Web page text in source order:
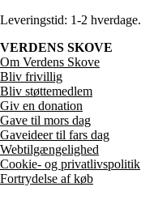
Leveringstid: 1-2 hverdage.
VERDENS SKOVE
Om Verdens Skove
Bliv frivillig
Bliv støttemedlem
Giv en donation
Gave til mors dag
Gaveideer til fars dag
Webtilgængelighed
Cookie- og privatlivspolitik
Fortrydelse af køb